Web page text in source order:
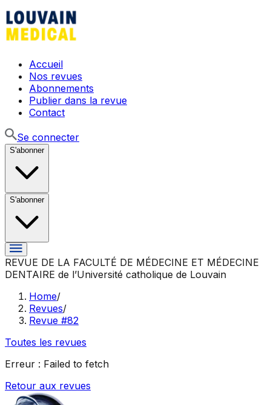
Accueil
Nos revues
Abonnements
Publier dans la revue
Contact
Se connecter
S'abonner
S'abonner
REVUE DE LA FACULTÉ DE MÉDECINE ET MÉDECINE
DENTAIRE de l’Université catholique de Louvain
Home/
Revues/
Revue #82
Toutes les revues
Erreur : Failed to fetch
Retour aux revues